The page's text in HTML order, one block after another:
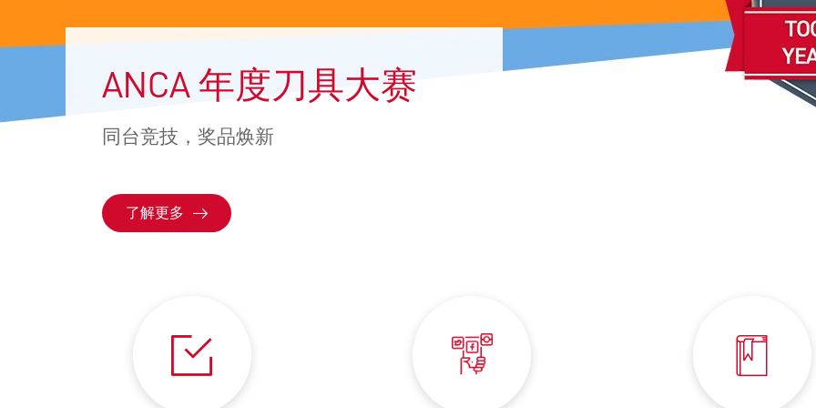
COLLABORATION, AND
SOFTWARE – MEET BARBARA
INVENTORY MANAGEMENT IN
FINDING SOLUTIONS FOR
PROBLEMS – MEET SAMUEL
棒料生产
EDGE
冷却管
GEAR
ANCA 年度刀具大赛
同台竞技，奖品焕新
了解更多